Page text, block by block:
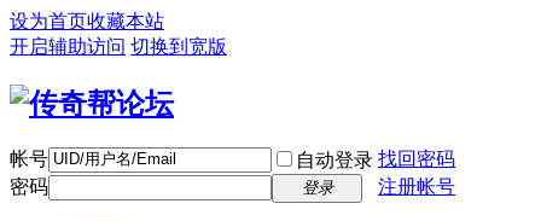
设为首页收藏本站
开启辅助访问 切换到宽版
帐号 自动登录 找回密码
密码
登录 注册帐号